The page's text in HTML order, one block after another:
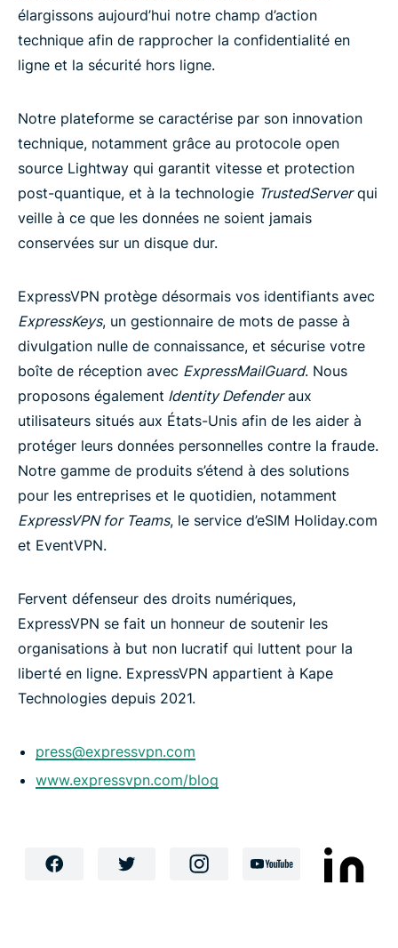
élargissons aujourd’hui notre champ d’action
technique afin de rapprocher la confidentialité en
ligne et la sécurité hors ligne.
Notre plateforme se caractérise par son innovation
technique, notamment grâce au protocole open
source Lightway qui garantit vitesse et protection
post-quantique, et à la technologie TrustedServerqui
veille à ce que les données ne soient jamais
conservées sur un disque dur.
ExpressVPN protège désormais vos identifiants avec
ExpressKeys, un gestionnaire de mots de passe à
divulgation nulle de connaissance, et sécurise votre
boîte de réception avec ExpressMailGuard. Nous
proposons également Identity Defenderaux
utilisateurs situés aux États-Unis afin de les aider à
protéger leurs données personnelles contre la fraude.
Notre gamme de produits s’étend à des solutions
pour les entreprises et le quotidien, notamment
ExpressVPN for Teams, le service d’eSIM Holiday.com
et EventVPN.
Fervent défenseur des droits numériques,
ExpressVPN se fait un honneur de soutenir les
organisations à but non lucratif qui luttent pour la
liberté en ligne. ExpressVPN appartient à Kape
Technologies depuis 2021.
press@expressvpn.com
www.expressvpn.com/blog